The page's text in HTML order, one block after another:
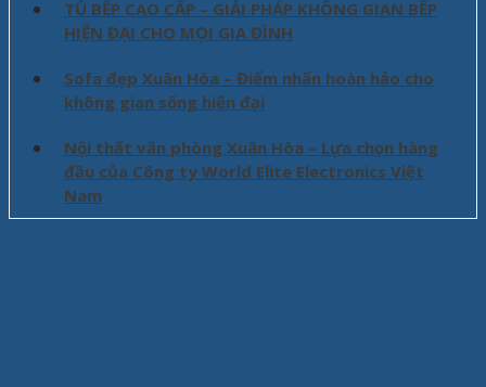
TỦ BẾP CAO CẤP – GIẢI PHÁP KHÔNG GIAN BẾP
HIỆN ĐẠI CHO MỌI GIA ĐÌNH
Sofa đẹp Xuân Hòa – Điểm nhấn hoàn hảo cho
không gian sống hiện đại
Nội thất văn phòng Xuân Hòa – Lựa chọn hàng
đầu của Công ty World Elite Electronics Việt
Nam